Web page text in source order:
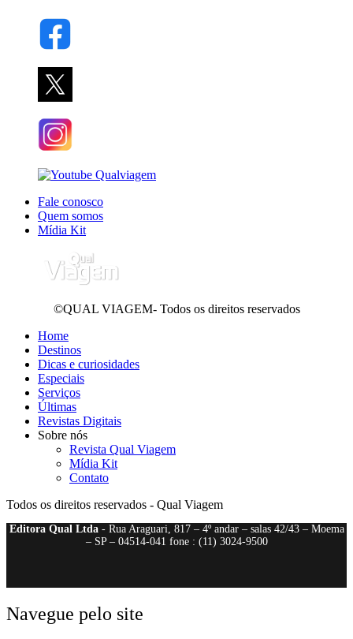
Fale conosco
Quem somos
Mídia Kit
©QUAL VIAGEM- Todos os direitos reservados
Home
Destinos
Dicas e curiosidades
Especiais
Serviços
Últimas
Revistas Digitais
Sobre nós
Revista Qual Viagem
Mídia Kit
Contato
Todos os direitos reservados - Qual Viagem
Editora Qual Ltda- Rua Araguari, 817 – 4º andar – salas 42/43 – Moema
– SP – 04514-041 fone : (11) 3024-9500
Navegue pelo site